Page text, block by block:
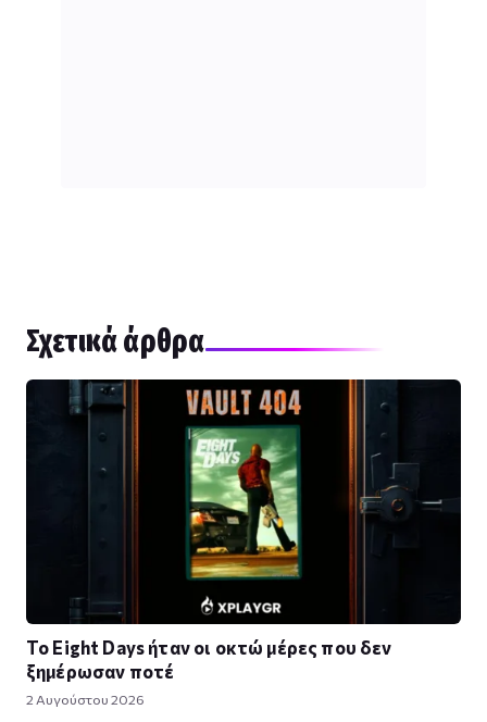
Σχετικά άρθρα
Το Eight Days ήταν οι οκτώ μέρες που δεν
ξημέρωσαν ποτέ
2 Αυγούστου 2026